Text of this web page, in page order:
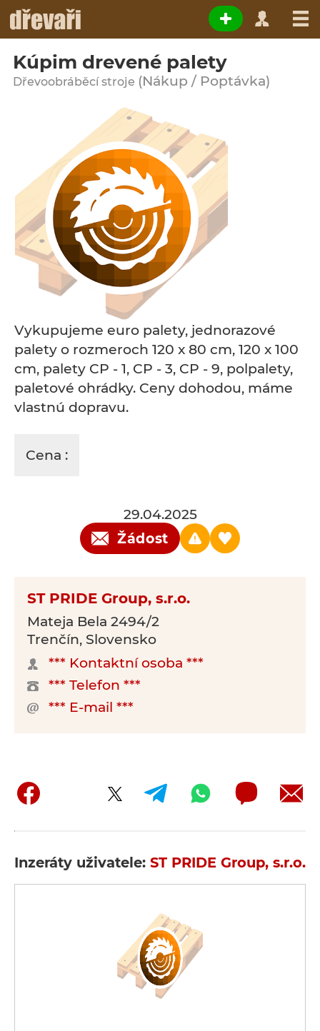
Kúpim drevené palety
Dřevoobráběcí stroje (Nákup / Poptávka)
Vykupujeme euro palety, jednorazové
palety o rozmeroch 120 x 80 cm, 120 x 100
cm, palety CP - 1, CP - 3, CP - 9, polpalety,
paletové ohrádky. Ceny dohodou, máme
vlastnú dopravu.
Cena :
29.04.2025
Žádost
ST PRIDE Group, s.r.o.
Mateja Bela 2494/2
Trenčín, Slovensko
*** Kontaktní osoba ***
*** Telefon ***
*** E-mail ***
Inzeráty uživatele: ST PRIDE Group, s.r.o.